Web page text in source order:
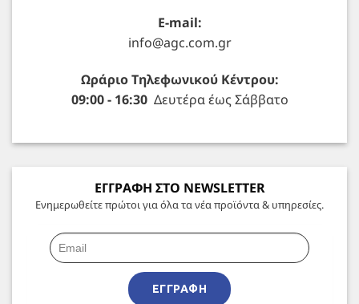
E-mail:
info@agc.com.gr
Ωράριο Τηλεφωνικού Κέντρου:
09:00 - 16:30Δευτέρα έως Σάββατο
ΕΓΓΡΑΦΗ ΣΤΟ NEWSLETTER
Ενημερωθείτε πρώτοι για όλα τα νέα προϊόντα & υπηρεσίες.
ΕΓΓΡΑΦΉ